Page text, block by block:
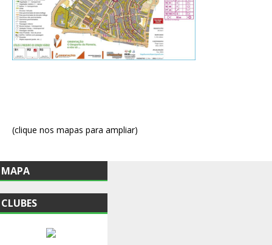
(clique nos mapas para ampliar)
MAPA
CLUBES